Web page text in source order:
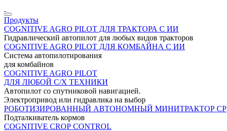
Продукты
COGNITIVE AGRO PILOT ДЛЯ ТРАКТОРА С ИИ
Гидравлический автопилот для любых видов тракторов
COGNITIVE AGRO PILOT ДЛЯ КОМБАЙНА С ИИ
Система автопилотирования
для комбайнов
COGNITIVE AGRO PILOT
ДЛЯ ЛЮБОЙ С/Х ТЕХНИКИ
Автопилот со спутниковой навигацией.
Электропривод или гидравлика на выбор
РОБОТИЗИРОВАННЫЙ АВТОНОМНЫЙ МИНИТРАКТОР CP
Подталкиватель кормов
COGNITIVE CROP CONTROL